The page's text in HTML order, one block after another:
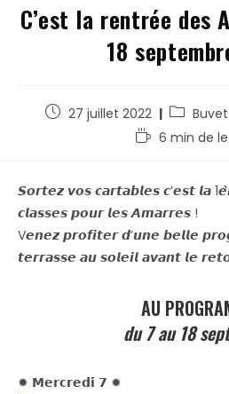
C’est la rentrée des
18
27 juillet 2022
6 min de
𝙎𝙤𝙧𝙩𝙚𝙯 𝙫𝙤𝙨 𝙘𝙖𝙧𝙩𝙖𝙗𝙡𝙚𝙨 𝙘’𝙚𝙨𝙩 𝙡𝙖
𝙘𝙡𝙖𝙨𝙨𝙚𝙨 𝙥𝙤𝙪𝙧 𝙡𝙚𝙨 𝘼𝙢𝙖𝙧𝙧𝙚𝙨 !
V𝙚𝙣𝙚𝙯 𝙥𝙧𝙤𝙛𝙞𝙩𝙚𝙧 𝙙’𝙪𝙣𝙚 𝙗𝙚𝙡𝙡𝙚
𝙩𝙚𝙧𝙧𝙖𝙨𝙨𝙚 𝙖𝙪 𝙨𝙤𝙡𝙚𝙞𝙡 𝙖𝙫𝙖𝙣𝙩 𝙡𝙚
AU
du 7 au 18
✹ 𝗠𝗲𝗿𝗰𝗿𝗲𝗱𝗶 𝟳 ✹